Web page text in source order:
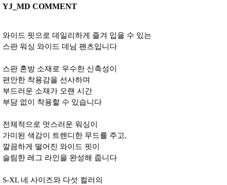
YJ_MD COMMENT
와이드 핏으로 데일리하게 즐겨 입을 수 있는
스판 워싱 와이드 데님 팬츠입니다
스판 혼방 소재로 우수한 신축성이
편안한 착용감을 선사하며
부드러운 소재가 오랜 시간
부담 없이 착용할 수 있습니다
전체적으로 멋스러운 워싱이
가미된 색감이 트렌디한 무드를 주고,
깔끔하게 떨어진 와이드 핏이
슬림한 레그 라인을 완성해 줍니다
S-XL 네 사이즈와 다섯 컬러의